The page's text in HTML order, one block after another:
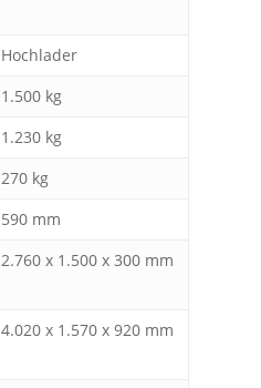
Hochlader
1.500 kg
1.230 kg
270 kg
590 mm
2.760 x 1.500 x 300 mm
4.020 x 1.570 x 920 mm